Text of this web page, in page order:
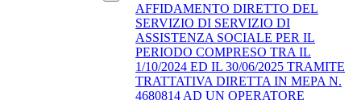
AFFIDAMENTO DIRETTO DEL
SERVIZIO DI SERVIZIO DI
ASSISTENZA SOCIALE PER IL
PERIODO COMPRESO TRA IL
1/10/2024 ED IL 30/06/2025 TRAMITE
TRATTATIVA DIRETTA IN MEPA N.
4680814 AD UN OPERATORE